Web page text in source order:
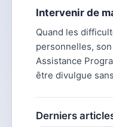
Intervenir de
Quand les
personnelles,
Assistance
être divulgue
Derniers